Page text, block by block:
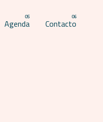
Agenda Contacto